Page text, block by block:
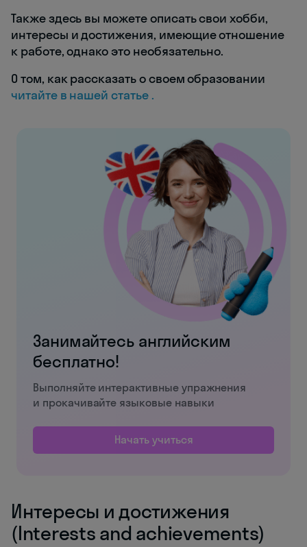
Также здесь вы можете описать свои хобби,
интересы и достижения, имеющие отношение
к работе, однако это необязательно.
О том, как рассказать о своем образовании
читайте в нашей статье .
Занимайтесь английским
бесплатно!
Выполняйте интерактивные упражнения
и прокачивайте языковые навыки
Начать учиться
Интересы и достижения
(Interests and achievements)